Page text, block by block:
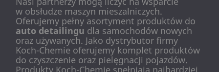
w obsłudze maszyn mieszalniczych.
Oferujemy pełny asortyment produktów do
auto detailingu dla samochodów nowych
oraz używanych. Jako dystrybutor firmy
Koch-Chemie oferujemy komplet produktów
do czyszczenie oraz pielęgnacji pojazdów.
Produkty Koch-Chemie spełniają najbardziej